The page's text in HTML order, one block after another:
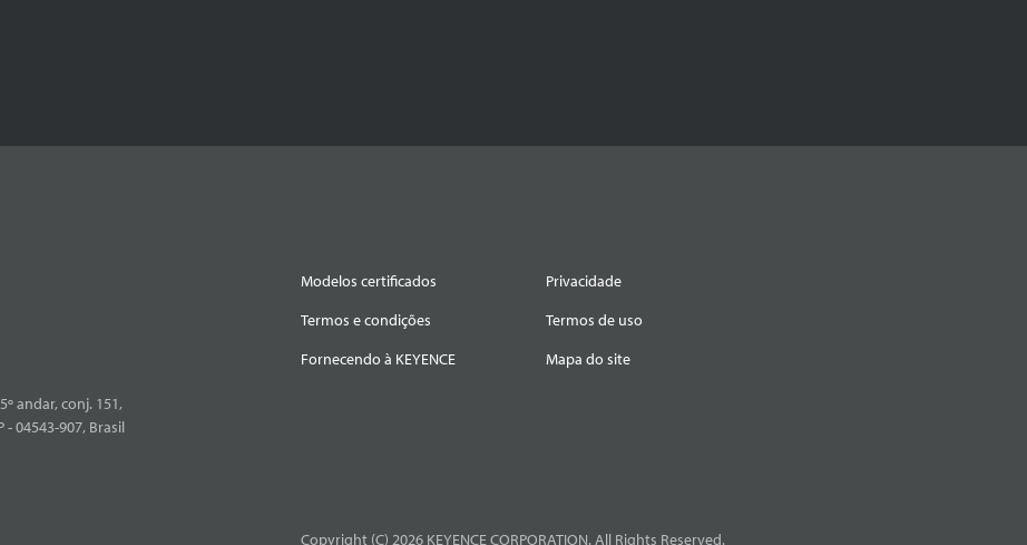
andar, conj. 151,
- 04543-907, Brasil
Modelos certificados
Privacidade
Termos e condições
Termos de uso
Fornecendo à KEYENCE
Mapa do site
Copyright (C) 2026 KEYENCE CORPORATION. All Rights Reserved.